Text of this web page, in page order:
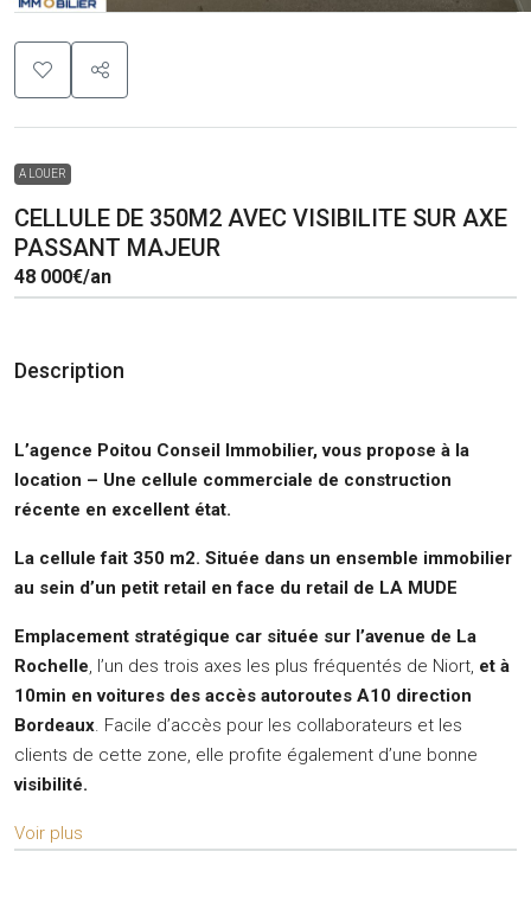
A LOUER
CELLULE DE 350M2 AVEC VISIBILITE SUR AXE
PASSANT MAJEUR
48 000€/an
Description
L’agence Poitou Conseil Immobilier, vous propose à la
location – Une cellule commerciale de construction
récente en excellent état.
La cellule fait 350 m2. Située dans un ensemble immobilier
au sein d’un petit retail en face du retail de LA MUDE
Emplacement stratégique car située sur l’avenue de La
Rochelle, l’un des trois axes les plus fréquentés de Niort, et à
10min en voitures des accès autoroutes A10 direction
Bordeaux. Facile d’accès pour les collaborateurs et les
clients de cette zone, elle profite également d’une bonne
visibilité.
Voir plus